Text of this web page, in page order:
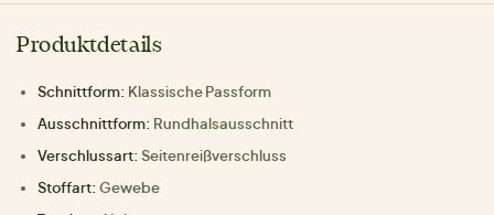
Produktdetails
Schnittform: Klassische Passform
Ausschnittform: Rundhalsausschnitt
Verschlussart: Seitenreißverschluss
Stoffart: Gewebe